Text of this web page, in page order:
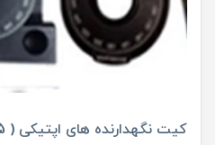
کیت نگهدارنده های اپتیکی ( MFK05 )